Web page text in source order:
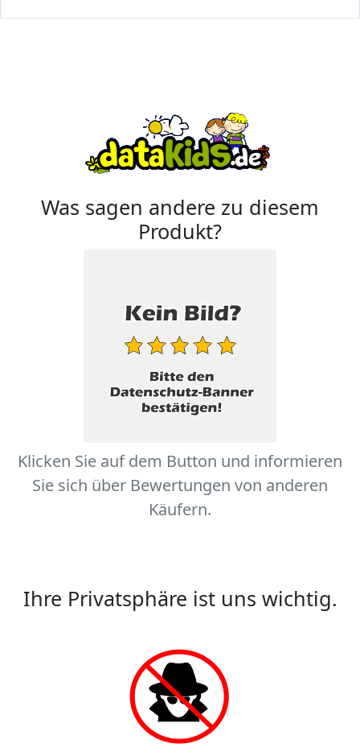
Was sagen andere zu diesem
Produkt?
Klicken Sie auf dem Button und informieren
Sie sich über Bewertungen von anderen
Käufern.
Ihre Privatsphäre ist uns wichtig.